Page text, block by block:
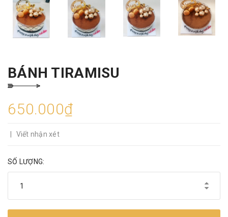
BÁNH TIRAMISU
650.000₫
Viết nhận xét
SỐ LƯỢNG: